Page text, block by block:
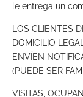
le entrega un
LOS CLIENTES
DOMICILIO
ENVÍEN
(PUEDE SER
VISITAS,